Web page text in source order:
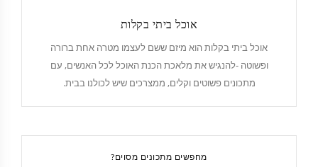
אוכל ביתי בקלות
אוכל ביתי בקלות הוא מיזם ששם לעצמו מטרה אחת ברורה
ופשוטה -להנגיש את מלאכת הכנת האוכל לכל האנשים, עם
מתכונים פשוטים וקלים, ממצרכים שיש לכולנו בבית.
מחפשים מתכונים מסוים?